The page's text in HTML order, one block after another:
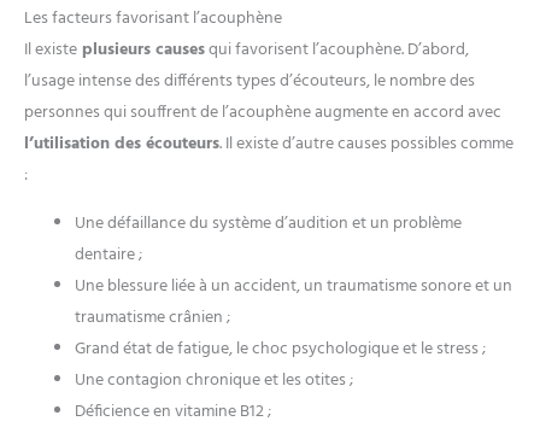
Les facteurs favorisant l’acouphène
Il existe plusieurs causesqui favorisent l’acouphène. D’abord,
l’usage intense des différents types d’écouteurs, le nombre des
personnes qui souffrent de l’acouphène augmente en accord avec
l’utilisation des écouteurs. Il existe d’autre causes possibles comme
:
Une défaillance du système d’audition et un problème
dentaire ;
Une blessure liée à un accident, un traumatisme sonore et un
traumatisme crânien ;
Grand état de fatigue, le choc psychologique et le stress ;
Une contagion chronique et les otites ;
Déficience en vitamine B12 ;